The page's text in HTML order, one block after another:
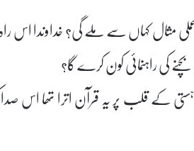
مثال کہاں سے ملے گی؟ خداوندا اس
کی راہنمائی کون کرے گا؟
کے قلب پر یہ قرآن اترا تھا اس